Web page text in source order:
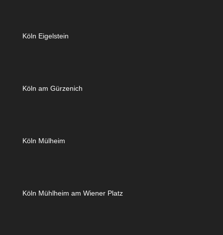
Köln Eigelstein
Köln am Gürzenich
Köln Mülheim
Köln Mühlheim am Wiener Platz